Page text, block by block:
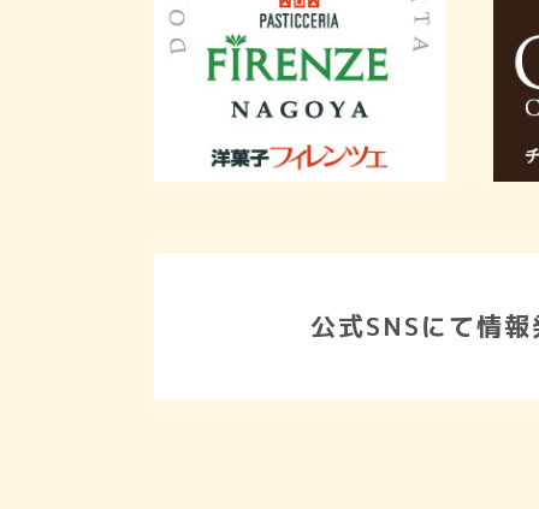
公式SNSにて情